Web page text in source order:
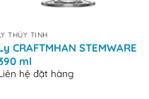
THỦY TINH
CRAFTMHAN STEMWARE
ml
hệ đặt hàng